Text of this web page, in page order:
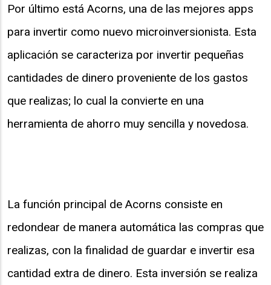
Por último está Acorns, una de las mejores apps
para invertir como nuevo microinversionista. Esta
aplicación se caracteriza por invertir pequeñas
cantidades de dinero proveniente de los gastos
que realizas; lo cual la convierte en una
herramienta de ahorro muy sencilla y novedosa.
La función principal de Acorns consiste en
redondear de manera automática las compras que
realizas, con la finalidad de guardar e invertir esa
cantidad extra de dinero. Esta inversión se realiza